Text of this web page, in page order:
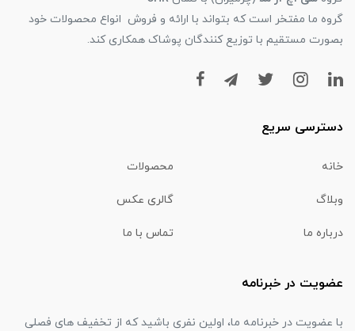
گروه ما مفتخر است که بتواند با ارائه و فروش انواع محصولات خود
بصورت مستقیم با توزیع کنندگان پوشاک همکاری کند.
دسترسی سریع
خانه محصولات
وبلاگ گالری عکس
درباره ما تماس با ما
عضویت در خبرنامه
با عضویت در خبرنامه ما، اولین نفری باشید که از تخفیف های فصلی